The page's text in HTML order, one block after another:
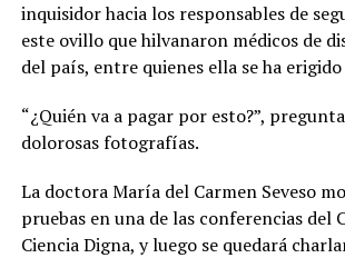
inquisidor hacia los responsables de
este ovillo que hilvanaron médicos de
del país, entre quienes ella se ha
“¿Quién va a pagar por esto?”,
dolorosas fotografías.
La doctora María del Carmen Seveso
pruebas en una de las conferencias del
Ciencia Digna, y luego se quedará